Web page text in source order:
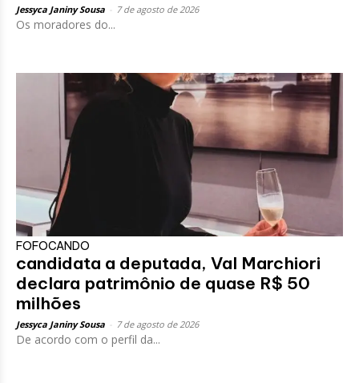
Jessyca Janiny Sousa 7 de agosto de 2026
Os moradores do...
FOFOCANDO
candidata a deputada, Val Marchiori
declara patrimônio de quase R$ 50
milhões
Jessyca Janiny Sousa 7 de agosto de 2026
De acordo com o perfil da...